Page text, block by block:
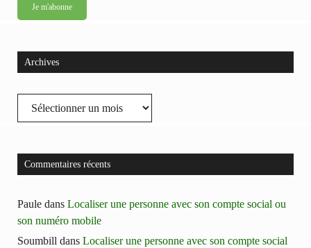
Archives
Archives
Commentaires récents
Paule dans Localiser une personne avec son compte social ou
son numéro mobile
Soumbill dans Localiser une personne avec son compte social